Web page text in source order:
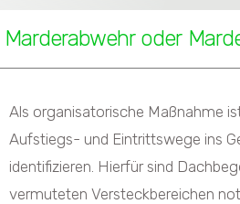
Marderabwehr oder
Als organisatorische Maßnahme
Aufstiegs- und Eintrittswege ins
identifizieren. Hierfür sind
vermuteten Versteckbereichen